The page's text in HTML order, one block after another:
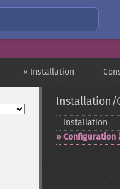
« Installation
Installation/
Installation
Configuration